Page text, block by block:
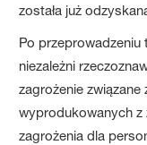
została już
Po
niezależni
zagrożenie
wyprodukowanych z
zagrożenia dla